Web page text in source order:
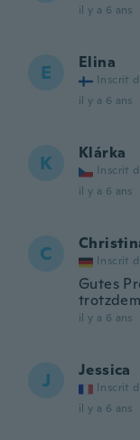
il y a 6 ans
E Elina
Inscrit
il y a 6 ans
K Klárka
Inscrit
il y a 6 ans
C Inscrit
Gutes
il y a 6 ans
J Jessica
Inscrit
il y a 6 ans